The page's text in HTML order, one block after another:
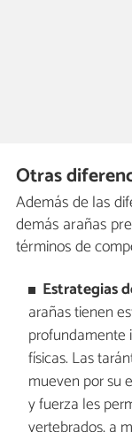
Otras
Además de las
demás arañas
términos de
Estrategias
arañas tienen
profundamente
físicas. Las
mueven por su
y fuerza les